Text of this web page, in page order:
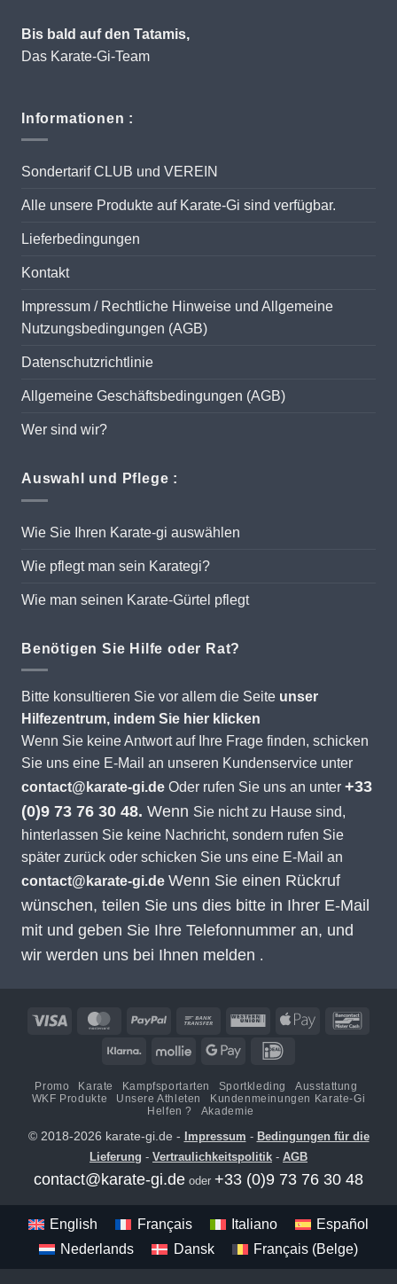
Bis bald auf den Tatamis,
Das Karate-Gi-Team
Informationen :
Sondertarif CLUB und VEREIN
Alle unsere Produkte auf Karate-Gi sind verfügbar.
Lieferbedingungen
Kontakt
Impressum / Rechtliche Hinweise und Allgemeine
Nutzungsbedingungen (AGB)
Datenschutzrichtlinie
Allgemeine Geschäftsbedingungen (AGB)
Wer sind wir?
Auswahl und Pflege :
Wie Sie Ihren Karate-gi auswählen
Wie pflegt man sein Karategi?
Wie man seinen Karate-Gürtel pflegt
Benötigen Sie Hilfe oder Rat?
Bitte konsultieren Sie vor allem die Seite unser
Hilfezentrum, indem Sie hier klicken
Wenn Sie keine Antwort auf Ihre Frage finden, schicken
Sie uns eine E-Mail an unseren Kundenservice unter
contact@karate-gi.de Oder rufen Sie uns an unter +33
(0)9 73 76 30 48. Wenn Sie nicht zu Hause sind,
hinterlassen Sie keine Nachricht, sondern rufen Sie
später zurück oder schicken Sie uns eine E-Mail an
contact@karate-gi.de Wenn Sie einen Rückruf
wünschen, teilen Sie uns dies bitte in Ihrer E-Mail
mit und geben Sie Ihre Telefonnummer an, und
wir werden uns bei Ihnen melden .
Visa MasterCardPayPal Banküberweisung
Western
Union
Apple
Klarna Mollie
Google
Promo Karate Kampfsportarten Sportkleding
Ausstattung
WKF Produkte
Unsere Athleten
Kundenmeinungen Karate-Gi
Helfen ?
Akademie
© 2018-2026 karate-gi.de - Impressum - Bedingungen für die
Lieferung - Vertraulichkeitspolitik - AGB
contact@karate-gi.de oder +33 (0)9 73 76 30 48
English Français Italiano
Español
Nederlands
Dansk Français (Belge)